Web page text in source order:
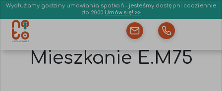
Wydłużamy godziny umawiania spotkań - jesteśmy dostępni codziennie
do 20.00 Umów się! >>
Mieszkanie E.M75